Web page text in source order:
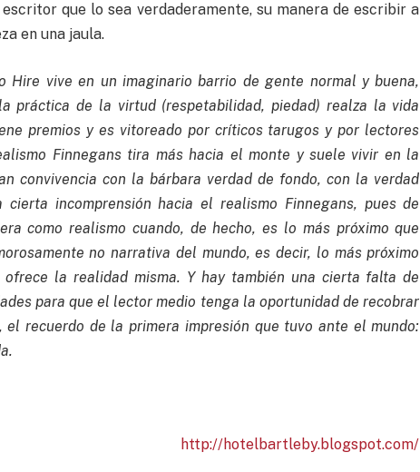
que lo sea verdaderamente, su manera de escribir a
en una jaula.
Hire vive en un imaginario barrio de gente normal y buena,
práctica de la virtud (respetabilidad, piedad) realza la vida
premios y es vitoreado por críticos tarugos y por lectores
Finnegans tira más hacia el monte y suele vivir en la
convivencia con la bárbara verdad de fondo, con la verdad
cierta incomprensión hacia el realismo Finnegans, pues de
como realismo cuando, de hecho, es lo más próximo que
no narrativa del mundo, es decir, lo más próximo
la realidad misma. Y hay también una cierta falta de
para que el lector medio tenga la oportunidad de recobrar
recuerdo de la primera impresión que tuvo ante el mundo:
http://hotelbartleby.blogspot.com/